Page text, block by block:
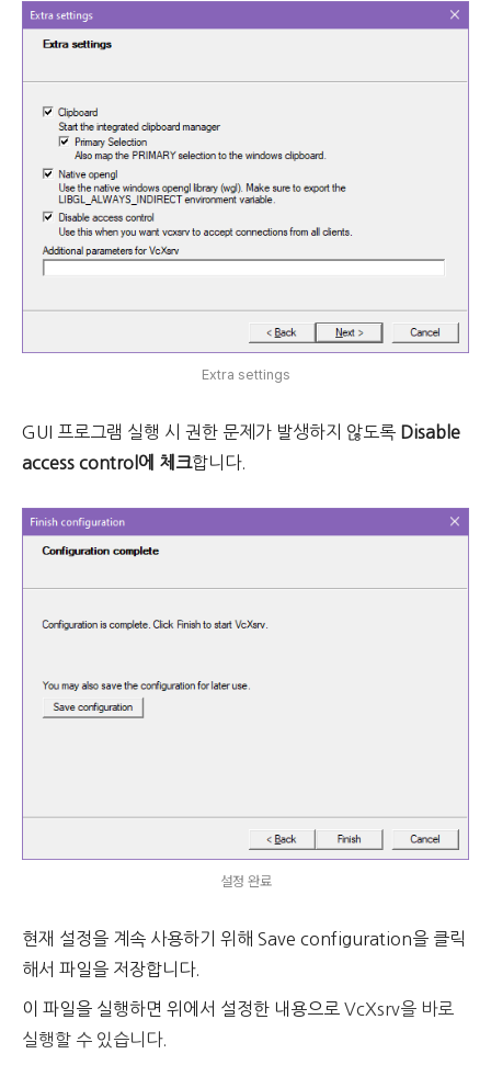
Extra settings
GUI 프로그램 실행 시 권한 문제가 발생하지 않도록 Disable
access control에 체크합니다.
설정 완료
현재 설정을 계속 사용하기 위해 Save configuration을 클릭
해서 파일을 저장합니다.
이 파일을 실행하면 위에서 설정한 내용으로 VcXsrv을 바로
실행할 수 있습니다.